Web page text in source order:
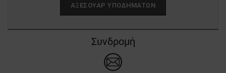
ΑΞΕΣΟΥΆΡ ΥΠΟΔΗΜΆΤΩΝ
Συνδρομή